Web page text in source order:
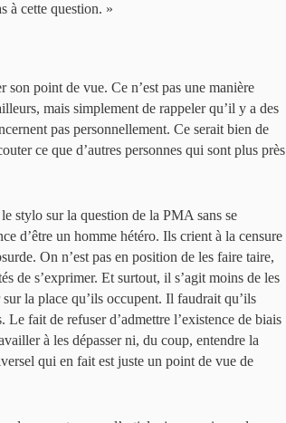
à cette question. »
son point de vue. Ce n’est pas une manière
mais simplement de rappeler qu’il y a des
pas personnellement. Ce serait bien de
ce que d’autres personnes qui sont plus près
stylo sur la question de la PMA sans se
d’être un homme hétéro. Ils crient à la censure
On n’est pas en position de les faire taire,
de s’exprimer. Et surtout, il s’agit moins de les
la place qu’ils occupent. Il faudrait qu’ils
Le fait de refuser d’admettre l’existence de biais
à les dépasser ni, du coup, entendre la
qui en fait est juste un point de vue de